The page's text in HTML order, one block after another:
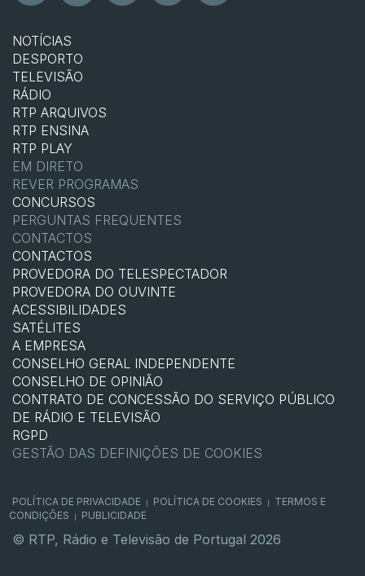
NOTÍCIAS
DESPORTO
TELEVISÃO
RÁDIO
RTP ARQUIVOS
RTP ENSINA
RTP PLAY
EM DIRETO
REVER PROGRAMAS
CONCURSOS
PERGUNTAS FREQUENTES
CONTACTOS
CONTACTOS
PROVEDORA DO TELESPECTADOR
PROVEDORA DO OUVINTE
ACESSIBILIDADES
SATÉLITES
A EMPRESA
CONSELHO GERAL INDEPENDENTE
CONSELHO DE OPINIÃO
CONTRATO DE CONCESSÃO DO SERVIÇO PÚBLICO
DE RÁDIO E TELEVISÃO
RGPD
GESTÃO DAS DEFINIÇÕES DE COOKIES
POLÍTICA DE PRIVACIDADE POLÍTICA DE COOKIES
TERMOS E
CONDIÇÕES
PUBLICIDADE
© RTP, Rádio e Televisão de Portugal 2026